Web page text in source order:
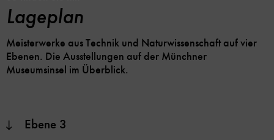
Lageplan
Meisterwerke aus Technik und Naturwissenschaft auf vier
Ebenen. Die Ausstellungen auf der Münchner
Museumsinsel im Überblick.
Ebene 3